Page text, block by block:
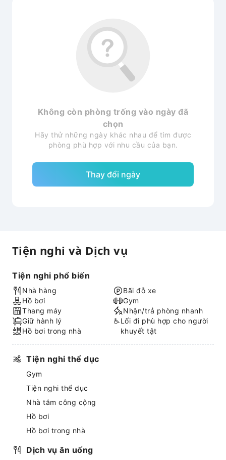
Không còn phòng trống vào ngày đã
chọn
Hãy thử những ngày khác nhau để tìm được
phòng phù hợp với nhu cầu của bạn.
Thay đổi ngày
Tiện nghi và Dịch vụ
Tiện nghi phổ biến
Nhà hàng
Hồ bơi
Thang máy
Giữ hành lý
Hồ bơi trong nhà
Bãi đỗ xe
Gym
Nhận/trả phòng nhanh
Lối đi phù hợp cho người
khuyết tật
Tiện nghi thể dục
Gym
Tiện nghi thể dục
Nhà tắm công cộng
Hồ bơi
Hồ bơi trong nhà
Dịch vụ ăn uống